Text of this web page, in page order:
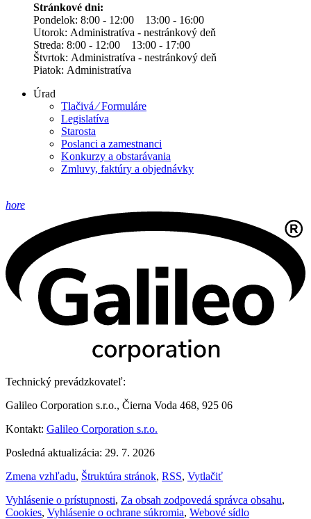
Stránkové dni:
Pondelok: 8:00 - 12:00 13:00 - 16:00
Utorok: Administratíva - nestránkový deň
Streda: 8:00 - 12:00 13:00 - 17:00
Štvrtok: Administratíva - nestránkový deň
Piatok: Administratíva
Úrad
Tlačivá ⁄ Formuláre
Legislatíva
Starosta
Poslanci a zamestnanci
Konkurzy a obstarávania
Zmluvy, faktúry a objednávky
hore
Technický prevádzkovateľ:
Galileo Corporation s.r.o., Čierna Voda 468, 925 06
Kontakt: Galileo Corporation s.r.o.
Posledná aktualizácia: 29. 7. 2026
Zmena vzhľadu, Štruktúra stránok, RSS, Vytlačiť
Vyhlásenie o prístupnosti, Za obsah zodpovedá správca obsahu,
Cookies, Vyhlásenie o ochrane súkromia, Webové sídlo